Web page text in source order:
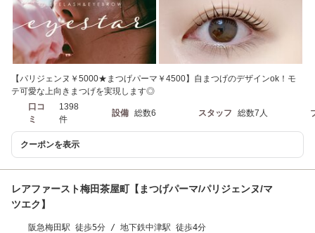
【パリジェンヌ￥5000★まつげパーマ￥4500】自まつげのデザインok！モ
テ可愛な上向きまつげを実現します◎
口コ
ミ
1398
件
設備 総数6 スタッフ 総数7人
クーポンを表示
レアファースト梅田茶屋町【まつげパーマ/パリジェンヌ/マ
ツエク】
阪急梅田駅 徒歩5分 / 地下鉄中津駅 徒歩4分